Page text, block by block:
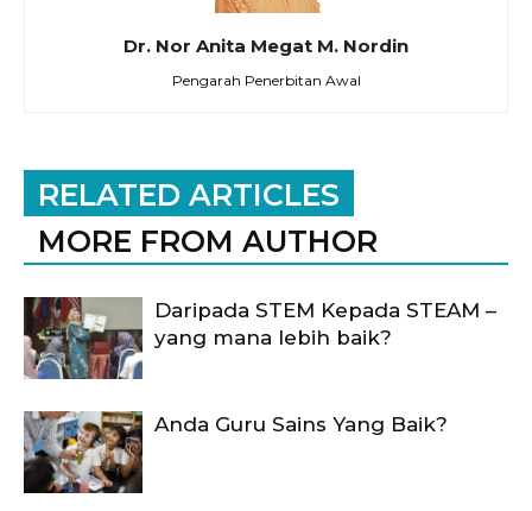
Dr. Nor Anita Megat M. Nordin
Pengarah Penerbitan Awal
RELATED ARTICLES
MORE FROM AUTHOR
Daripada STEM Kepada STEAM –
yang mana lebih baik?
Anda Guru Sains Yang Baik?